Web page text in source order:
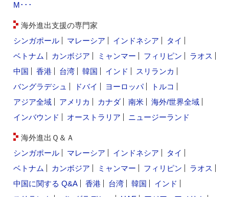
M･･･
海外進出支援の専門家
シンガポール
マレーシア インドネシア
タイ
ベトナム
カンボジア ミャンマー フィリピン
ラオス
中国
香港 台湾 韓国 インド
スリランカ
バングラデシュ
ドバイ ヨーロッパ
トルコ
アジア全域
アメリカ カナダ 南米
海外/世界全域
インバウンド
オーストラリア ニュージーランド
海外進出Ｑ＆Ａ
シンガポール
マレーシア インドネシア
タイ
ベトナム
カンボジア ミャンマー フィリピン
ラオス
中国に関する Q&A
香港 台湾 韓国
インド